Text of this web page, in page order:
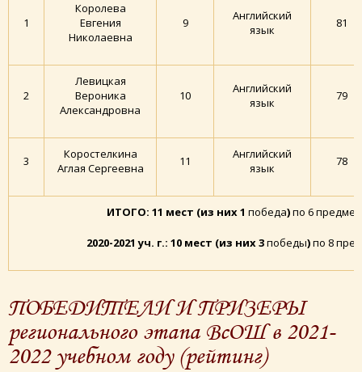
1
Королева
Евгения
Николаевна
9
Английский
язык
81
2
Левицкая
Вероника
Александровна
10
Английский
язык
79
3
Коростелкина
Аглая Сергеевна
11
Английский
язык
78
ИТОГО: 11 мест (из них 1 победа)по 6
2020-2021 уч. г.: 10 мест (из них 3победы)по 8
ПОБЕДИТЕЛИ И ПРИЗЕРЫ
регионального этапа ВсОШ в 2021-
2022 учебном году(рейтинг)